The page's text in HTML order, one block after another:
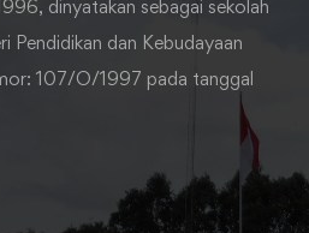
dinyatakan sebagai sekolah
Pendidikan dan Kebudayaan
107/O/1997 pada tanggal